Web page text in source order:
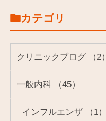
カテゴリ
クリニックブログ （2）
一般内科 （45）
インフルエンザ （1）